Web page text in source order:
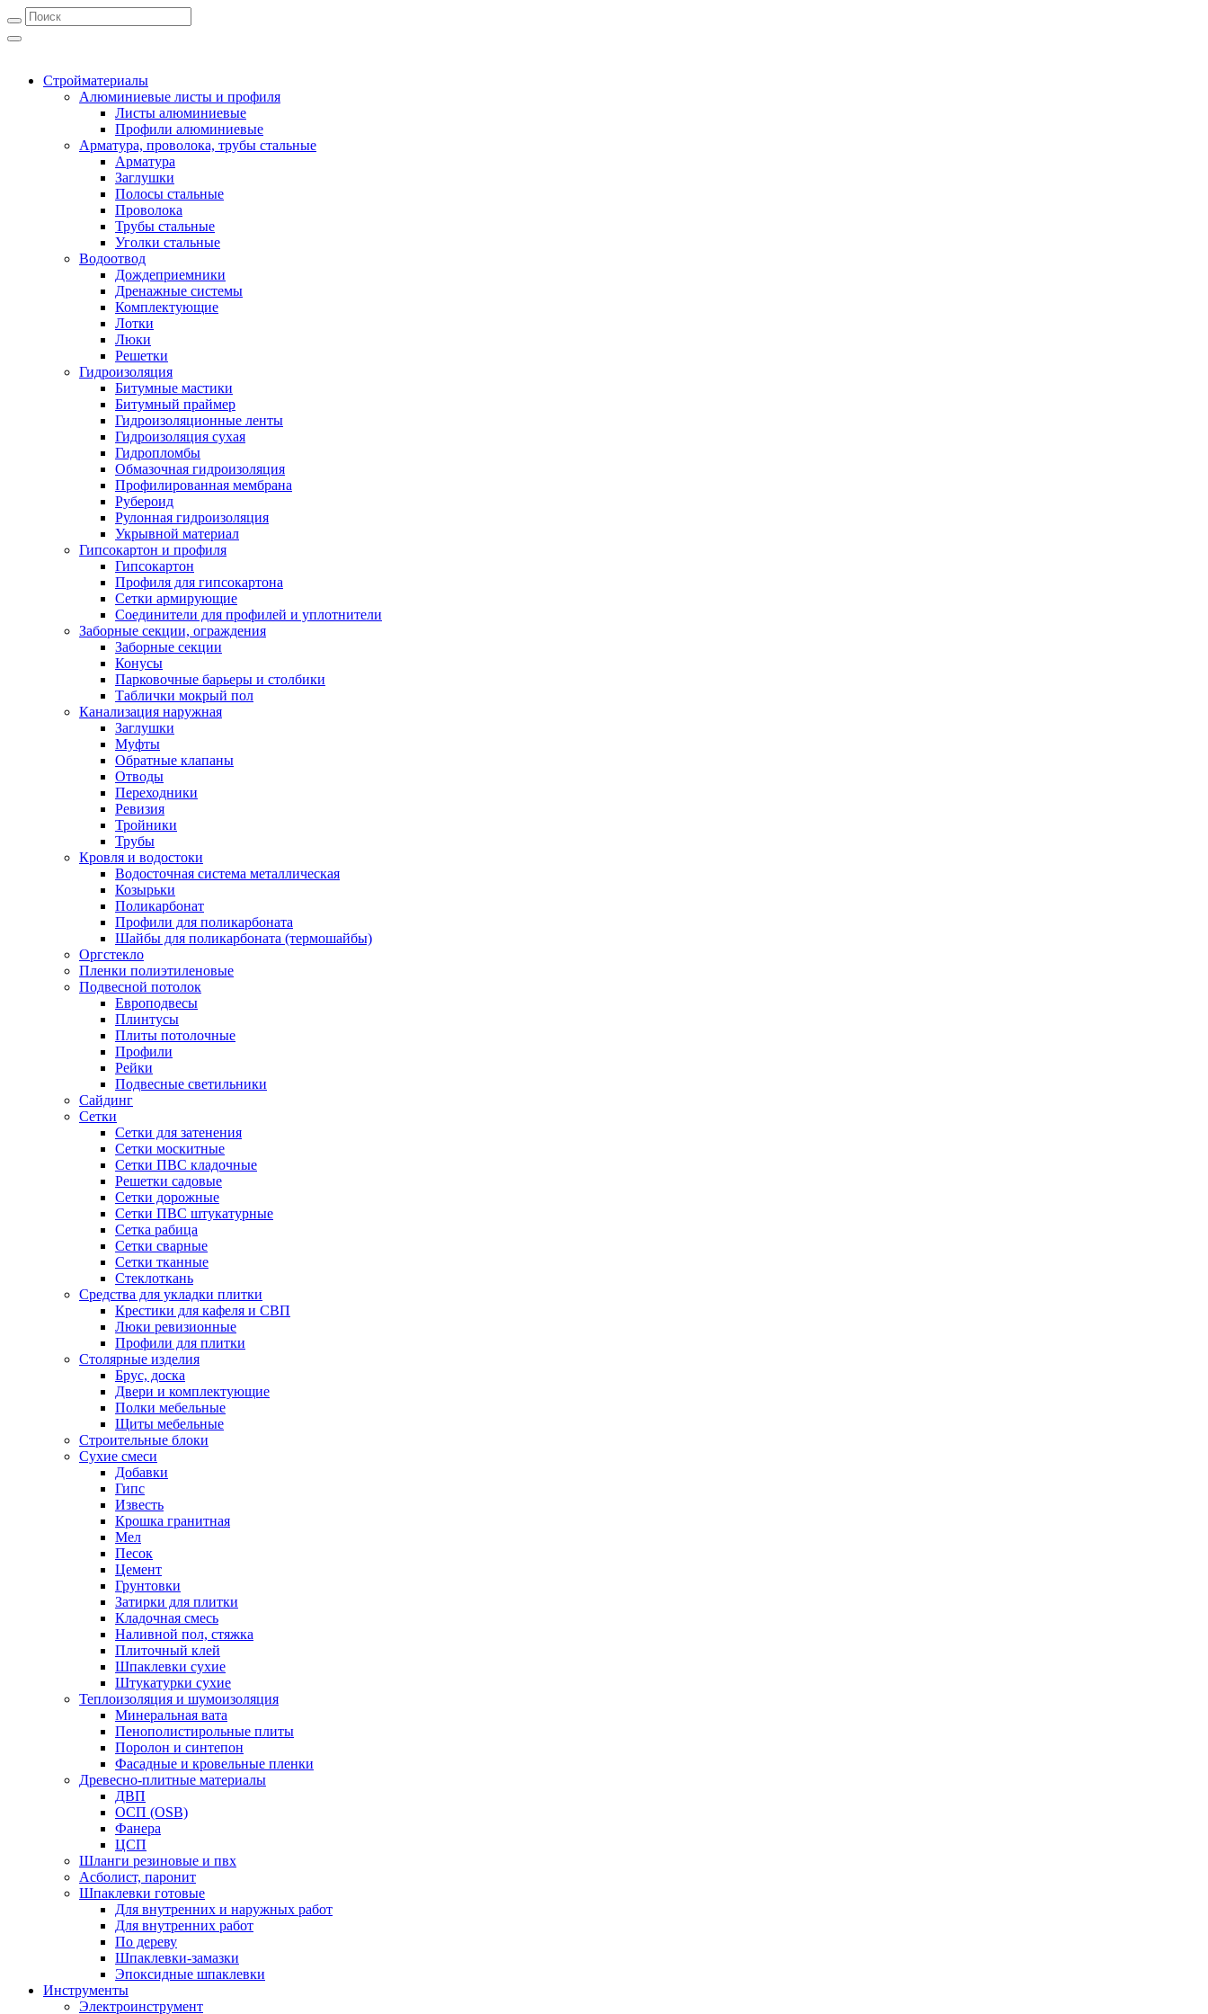
Стройматериалы
Алюминиевые листы и профиля
Листы алюминиевые
Профили алюминиевые
Арматура, проволока, трубы стальные
Арматура
Заглушки
Полосы стальные
Проволока
Трубы стальные
Уголки стальные
Водоотвод
Дождеприемники
Дренажные системы
Комплектующие
Лотки
Люки
Решетки
Гидроизоляция
Битумные мастики
Битумный праймер
Гидроизоляционные ленты
Гидроизоляция сухая
Гидропломбы
Обмазочная гидроизоляция
Профилированная мембрана
Рубероид
Рулонная гидроизоляция
Укрывной материал
Гипсокартон и профиля
Гипсокартон
Профиля для гипсокартона
Сетки армирующие
Соединители для профилей и уплотнители
Заборные секции, ограждения
Заборные секции
Конусы
Парковочные барьеры и столбики
Таблички мокрый пол
Канализация наружная
Заглушки
Муфты
Обратные клапаны
Отводы
Переходники
Ревизия
Тройники
Трубы
Кровля и водостоки
Водосточная система металлическая
Козырьки
Поликарбонат
Профили для поликарбоната
Шайбы для поликарбоната (термошайбы)
Оргстекло
Пленки полиэтиленовые
Подвесной потолок
Европодвесы
Плинтусы
Плиты потолочные
Профили
Рейки
Подвесные светильники
Сайдинг
Сетки
Сетки для затенения
Сетки москитные
Сетки ПВС кладочные
Решетки садовые
Сетки дорожные
Сетки ПВС штукатурные
Сетка рабица
Сетки сварные
Сетки тканные
Стеклоткань
Средства для укладки плитки
Крестики для кафеля и СВП
Люки ревизионные
Профили для плитки
Столярные изделия
Брус, доска
Двери и комплектующие
Полки мебельные
Щиты мебельные
Строительные блоки
Сухие смеси
Добавки
Гипс
Известь
Крошка гранитная
Мел
Песок
Цемент
Грунтовки
Затирки для плитки
Кладочная смесь
Наливной пол, стяжка
Плиточный клей
Шпаклевки сухие
Штукатурки сухие
Теплоизоляция и шумоизоляция
Минеральная вата
Пенополистирольные плиты
Поролон и синтепон
Фасадные и кровельные пленки
Древесно-плитные материалы
ДВП
ОСП (OSB)
Фанера
ЦСП
Шланги резиновые и пвх
Асболист, паронит
Шпаклевки готовые
Для внутренних и наружных работ
Для внутренних работ
По дереву
Шпаклевки-замазки
Эпоксидные шпаклевки
Инструменты
Электроинструмент